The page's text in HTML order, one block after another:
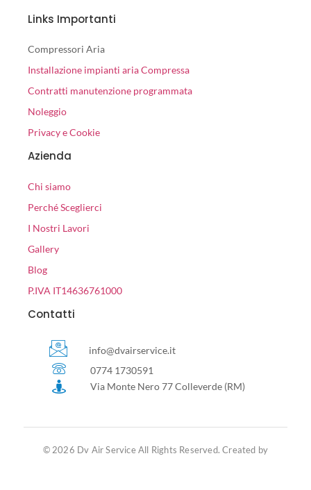
Links Importanti
Compressori Aria
Installazione impianti aria Compressa
Contratti manutenzione programmata
Noleggio
Privacy e Cookie
Azienda
Chi siamo
Perché Sceglierci
I Nostri Lavori
Gallery
Blog
P.IVA IT14636761000
Contatti
info@dvairservice.it
0774 1730591
Via Monte Nero 77 Colleverde (RM)
© 2026 Dv Air Service All Rights Reserved. Created by